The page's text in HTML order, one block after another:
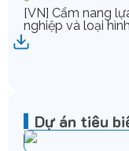
[VN] Cẩm nang
nghiệp và loại
Dự án tiêu